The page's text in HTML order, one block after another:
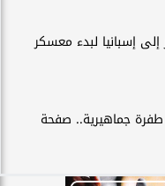
إلى إسبانيا لبدء معسكر
جماهيرية.. صفحة